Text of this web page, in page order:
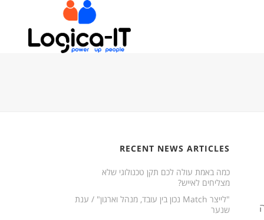
RECENT NEWS ARTICLES
כמה באמת עולה לכם תקן טכנולוגי שלא
מצליחים לאייש?
"לייצר Match נכון בין עובד, מנהל וארגון" / ענת
שנער